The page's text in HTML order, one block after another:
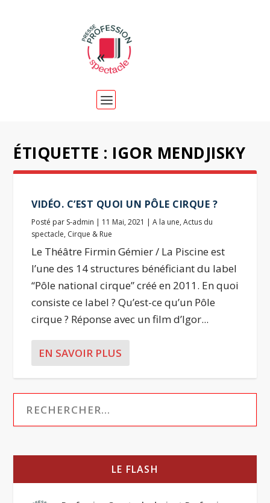
ÉTIQUETTE : IGOR MENDJISKY
VIDÉO. C’EST QUOI UN PÔLE CIRQUE ?
Posté par S-admin | 11 Mai, 2021 |A la une,Actus du
spectacle, Cirque & Rue
Le Théâtre Firmin Gémier / La Piscine est
l’une des 14 structures bénéficiant du label
“Pôle national cirque” créé en 2011. En quoi
consiste ce label ? Qu’est-ce qu’un Pôle
cirque ? Réponse avec un film d’Igor...
EN SAVOIR PLUS
LE FLASH